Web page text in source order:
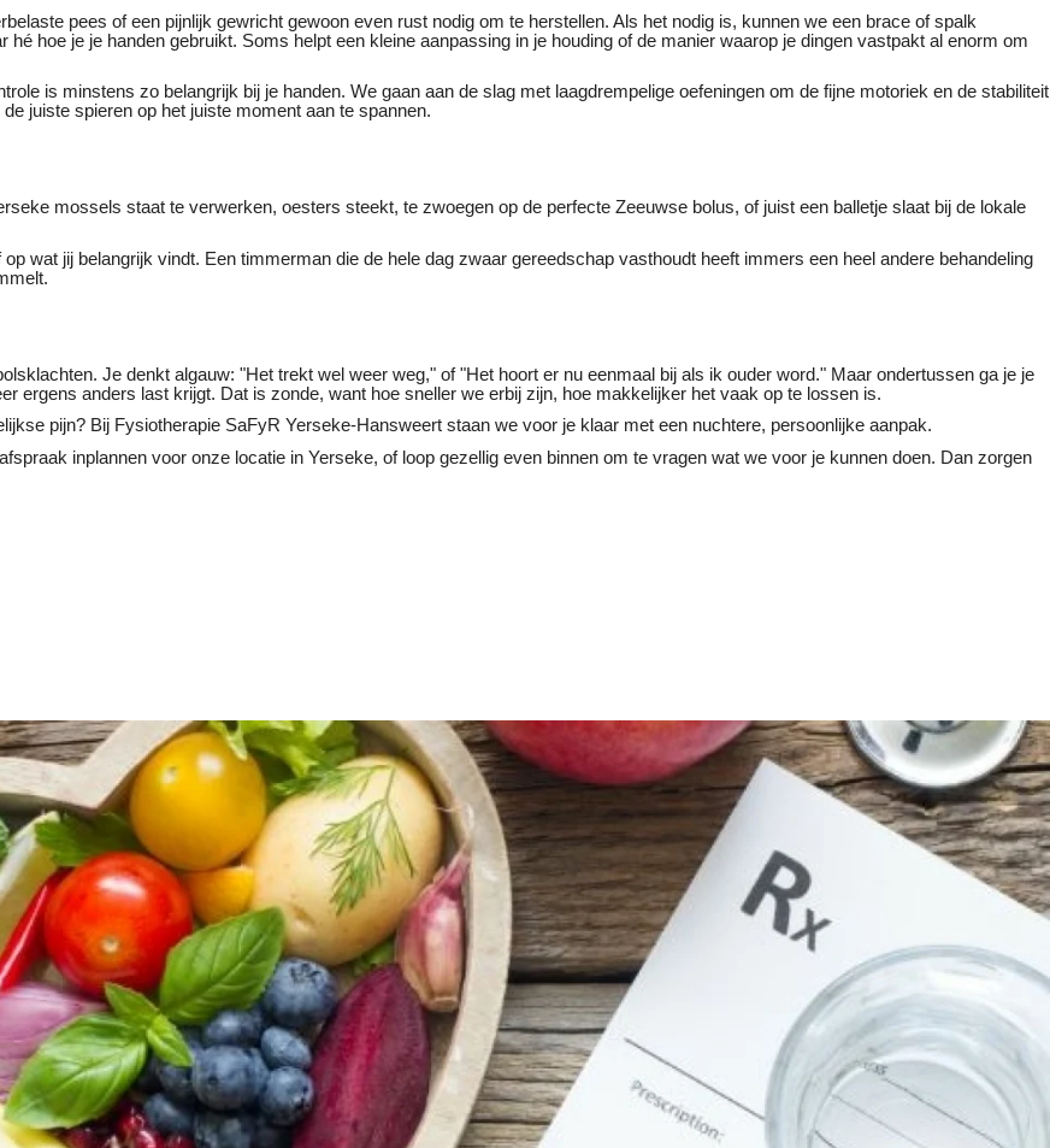
pees of een pijnlijk gewricht gewoon even rust nodig om te herstellen. Als het nodig is, kunnen we een brace of spalk
hoe je je handen gebruikt. Soms helpt een kleine aanpassing in je houding of de manier waarop je dingen vastpakt al enorm om
is minstens zo belangrijk bij je handen. We gaan aan de slag met laagdrempelige oefeningen om de fijne motoriek en de stabiliteit
juiste spieren op het juiste moment aan te spannen.
mossels staat te verwerken, oesters steekt, te zwoegen op de perfecte Zeeuwse bolus, of juist een balletje slaat bij de lokale
wat jij belangrijk vindt. Een timmerman die de hele dag zwaar gereedschap vasthoudt heeft immers een heel andere behandeling
Je denkt algauw: "Het trekt wel weer weg," of "Het hoort er nu eenmaal bij als ik ouder word." Maar ondertussen ga je je
ergens anders last krijgt. Dat is zonde, want hoe sneller we erbij zijn, hoe makkelijker het vaak op te lossen is.
pijn? Bij Fysiotherapie SaFyR Yerseke-Hansweert staan we voor je klaar met een nuchtere, persoonlijke aanpak.
inplannen voor onze locatie in Yerseke, of loop gezellig even binnen om te vragen wat we voor je kunnen doen. Dan zorgen